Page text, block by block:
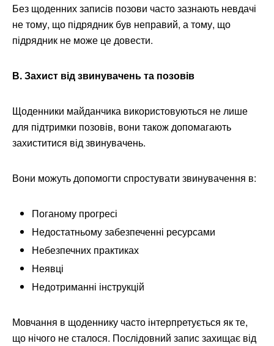
Без щоденних записів позови часто зазнають невдачі
не тому, що підрядник був неправий, а тому, що
підрядник не може це довести.
В. Захист від звинувачень та позовів
Щоденники майданчика використовуються не лише
для підтримки позовів, вони також допомагають
захиститися від звинувачень.
Вони можуть допомогти спростувати звинувачення в:
Поганому прогресі
Недостатньому забезпеченні ресурсами
Небезпечних практиках
Неявці
Недотриманні інструкцій
Мовчання в щоденнику часто інтерпретується як те,
що нічого не сталося. Послідовний запис захищає від